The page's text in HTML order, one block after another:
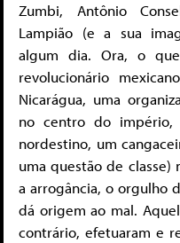
Zumbi, Antônio
Lampião (e a sua
algum dia. Ora, o
revolucionário
Nicarágua, uma
no centro do
nordestino, um
uma questão de classe)
a arrogância, o orgulho
dá origem ao mal.
contrário, efetuaram e